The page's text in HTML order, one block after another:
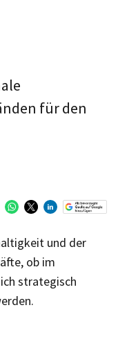
für den
und der
ob im
strategisch